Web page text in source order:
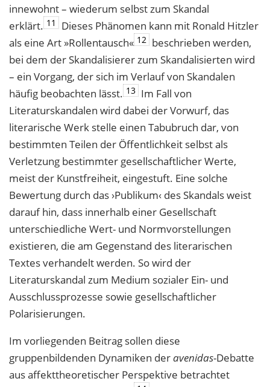
innewohnt – wiederum selbst zum Skandal
erklärt. 11
Dieses Phänomen kann mit Ronald Hitzler
als eine Art »Rollentausch« 12 beschrieben werden,
bei dem der Skandalisierer zum Skandalisierten wird
– ein Vorgang, der sich im Verlauf von Skandalen
häufig beobachten lässt. 13 Im Fall von
Literaturskandalen wird dabei der Vorwurf, das
literarische Werk stelle einen Tabubruch dar, von
bestimmten Teilen der Öffentlichkeit selbst als
Verletzung bestimmter gesellschaftlicher Werte,
meist der Kunstfreiheit, eingestuft. Eine solche
Bewertung durch das ›Publikum‹ des Skandals weist
darauf hin, dass innerhalb einer Gesellschaft
unterschiedliche Wert- und Normvorstellungen
existieren, die am Gegenstand des literarischen
Textes verhandelt werden. So wird der
Literaturskandal zum Medium sozialer Ein- und
Ausschlussprozesse sowie gesellschaftlicher
Polarisierungen.
Im vorliegenden Beitrag sollen diese
gruppenbildenden Dynamiken deravenidas-Debatte
aus affekttheoretischer Perspektive betrachtet